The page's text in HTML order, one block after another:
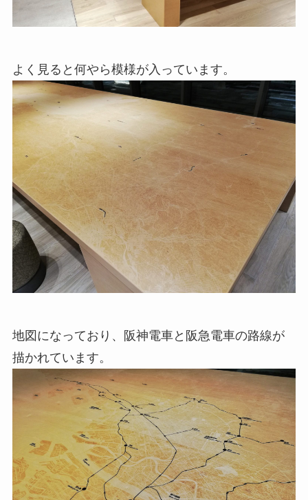
よく見ると何やら模様が入っています。
地図になっており、阪神電車と阪急電車の路線が
描かれています。